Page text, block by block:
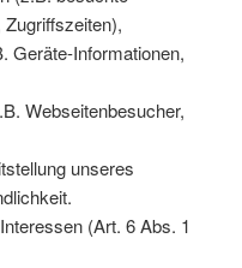
Geräte-Informationen,
Webseitenbesucher,
unseres
(Art. 6 Abs. 1